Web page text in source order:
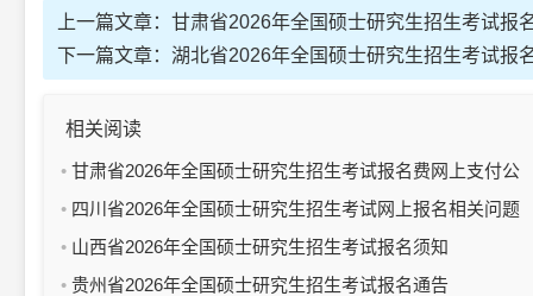
上一篇文章： 甘肃省2026年全国硕士研究生招生考试报
下一篇文章： 湖北省2026年全国硕士研究生招生考试报
相关阅读
甘肃省2026年全国硕士研究生招生考试报名费网上支付公
告（第二号）
四川省2026年全国硕士研究生招生考试网上报名相关问题
解读20问
山西省2026年全国硕士研究生招生考试报名须知
贵州省2026年全国硕士研究生招生考试报名通告